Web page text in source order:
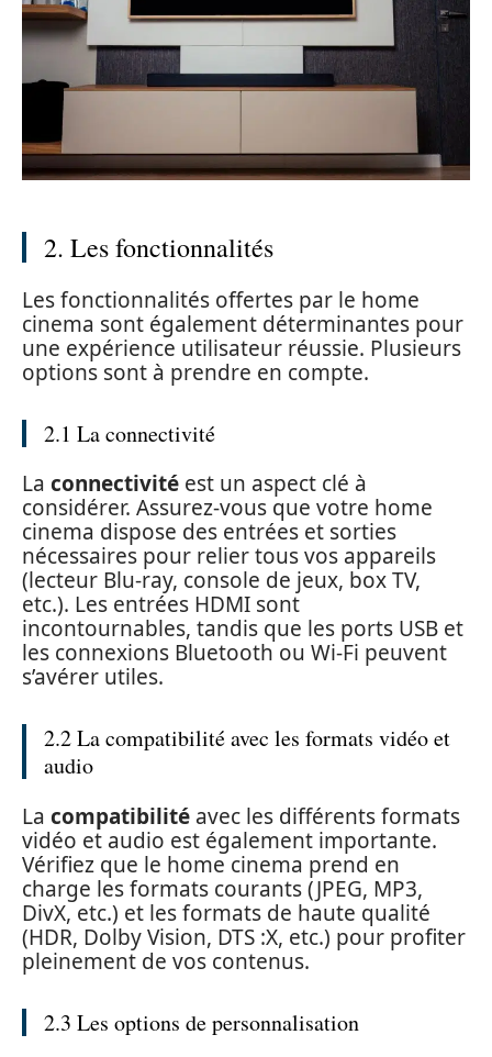
2. Les fonctionnalités
Les fonctionnalités offertes par le home
cinema sont également déterminantes pour
une expérience utilisateur réussie. Plusieurs
options sont à prendre en compte.
2.1 La connectivité
La connectivité est un aspect clé à
considérer. Assurez-vous que votre home
cinema dispose des entrées et sorties
nécessaires pour relier tous vos appareils
(lecteur Blu-ray, console de jeux, box TV,
etc.). Les entrées HDMI sont
incontournables, tandis que les ports USB et
les connexions Bluetooth ou Wi-Fi peuvent
s’avérer utiles.
2.2 La compatibilité avec les formats vidéo et
audio
La compatibilité avec les différents formats
vidéo et audio est également importante.
Vérifiez que le home cinema prend en
charge les formats courants (JPEG, MP3,
DivX, etc.) et les formats de haute qualité
(HDR, Dolby Vision, DTS :X, etc.) pour profiter
pleinement de vos contenus.
2.3 Les options de personnalisation